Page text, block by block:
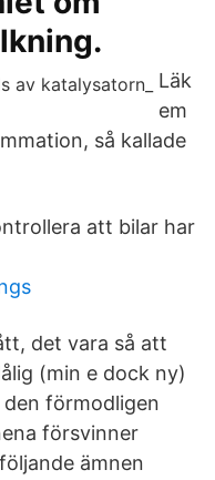
Läk
em
så kallade
att bilar har
det vara så att
(min e dock ny)
förmodligen
försvinner
ämnen